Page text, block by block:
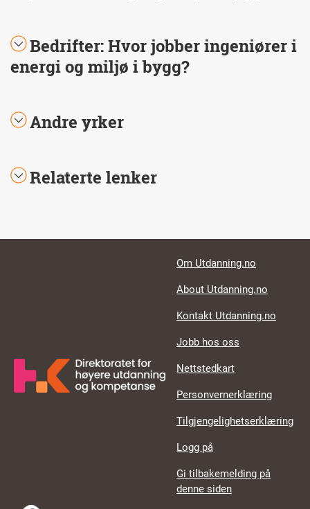
Bedrifter: Hvor jobber ingeniører i
energi og miljø i bygg?
Andre yrker
Relaterte lenker
Footer links
Om Utdanning.no
About Utdanning.no
Kontakt Utdanning.no
Jobb hos oss
Nettstedkart
Personvernerklæring
Tilgjengelighetserklæring
Logg på
Gi tilbakemelding på
denne siden